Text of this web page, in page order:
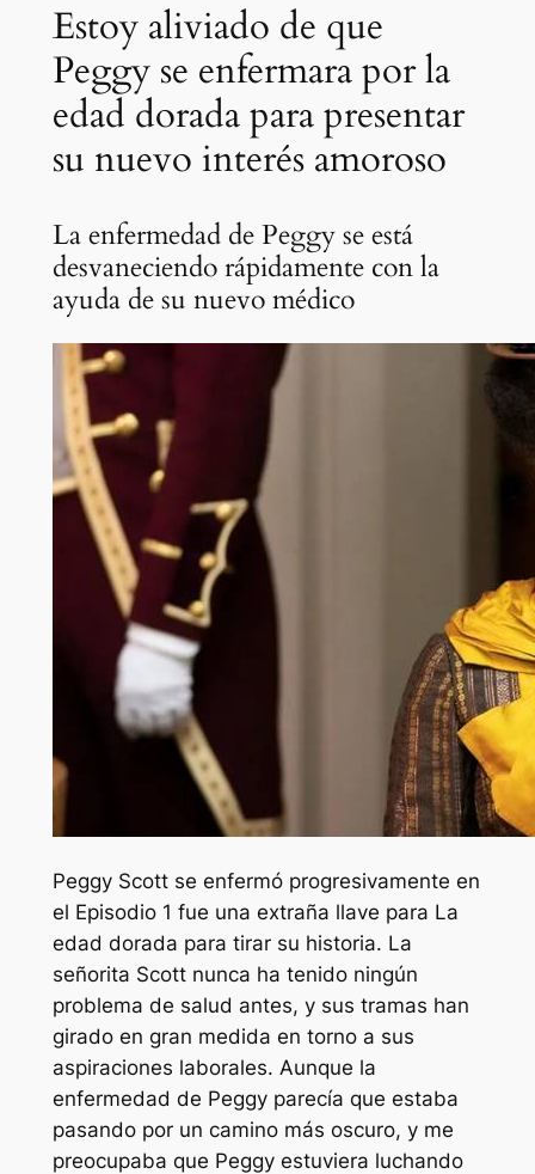
Estoy aliviado de que
Peggy se enfermara por la
edad dorada para presentar
su nuevo interés amoroso
La enfermedad de Peggy se está
desvaneciendo rápidamente con la
ayuda de su nuevo médico
Peggy Scott se enfermó progresivamente en
el Episodio 1 fue una extraña llave para La
edad dorada para tirar su historia. La
señorita Scott nunca ha tenido ningún
problema de salud antes, y sus tramas han
girado en gran medida en torno a sus
aspiraciones laborales. Aunque la
enfermedad de Peggy parecía que estaba
pasando por un camino más oscuro, y me
preocupaba que Peggy estuviera luchando